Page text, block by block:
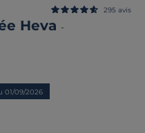
Heva -
295 avis
01/09/2026